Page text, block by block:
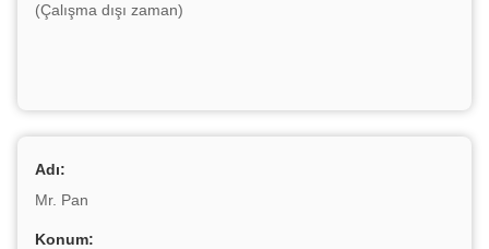
(Çalışma dışı zaman)
Adı:
Mr. Pan
Konum: